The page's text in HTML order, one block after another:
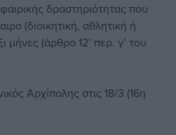
δραστηριότητας που
(διοικητική, αθλητική ή
μήνες (άρθρο 12’ περ. γ’ του
Αρχίπολης στις 18/3 (16η